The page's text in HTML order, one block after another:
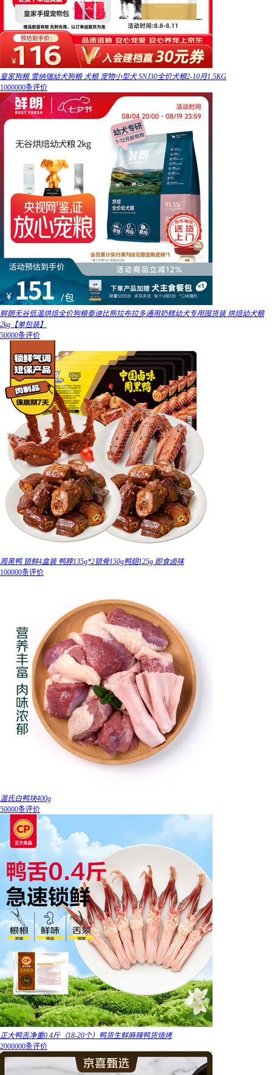
皇家狗粮 雪纳瑞幼犬狗粮 犬粮 宠物小型犬 SNJ30全价犬粮2-10月1.5KG
1000000条评价
鲜朗无谷低温烘焙全价狗粮泰迪比熊拉布拉多通用奶糕幼犬专用囤货装 烘焙幼犬粮
2kg【单包装】
50000条评价
周黑鸭 锁鲜4盒装 鸭脖135g*2锁骨150g鸭翅125g 即食卤味
100000条评价
温氏白鸭块400g
50000条评价
正大鸭舌净重0.4斤（18-20个）鸭货生鲜麻辣鸭货烧烤
2000000条评价